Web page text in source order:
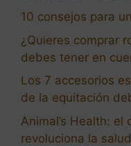
10 consejos para
¿Quieres comprar
debes tener en
Los 7 accesorios
de la equitación
Animal’s Health:
revoluciona la